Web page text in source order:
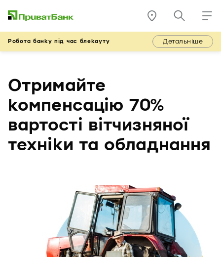
Робота банку під час блекауту Детальніше
Отримайте
компенсацію 70%
вартості вітчизняної
техніки та обладнання